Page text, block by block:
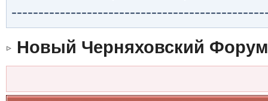
Новый Черняховский Форум